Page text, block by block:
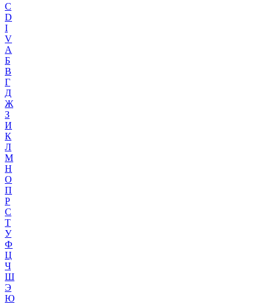
C
D
I
V
А
Б
В
Г
Д
Ж
З
И
К
Л
М
Н
О
П
Р
С
Т
У
Ф
Ц
Ч
Ш
Э
Ю